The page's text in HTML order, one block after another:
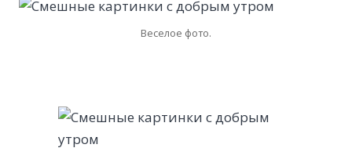
Веселое фото.